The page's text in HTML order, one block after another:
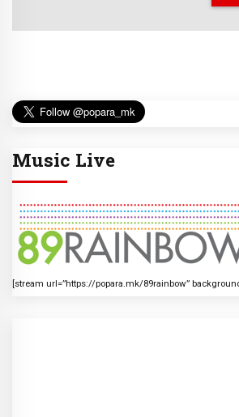
Music Live
[stream url=”https://popara.mk/89rainbow”